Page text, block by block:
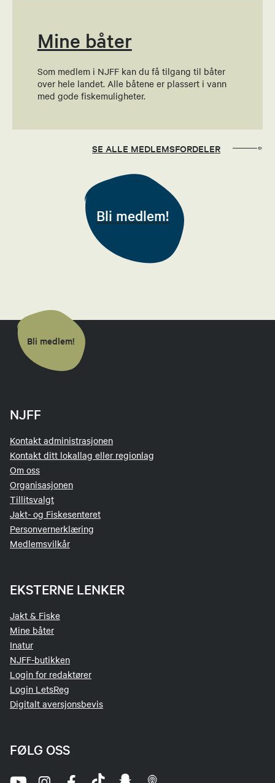
Christine Prøsch
92450017
Send epost
Jostein Tandberg
Leder elgbaneutvalg
Hans Petter Hansen
97979809
Send epost
Petter Clausen
47801736
Send epost
Mine båter
Som medlem i NJFF kan du få tilgang til båter
over hele landet. Alle båtene er plassert i vann
med gode fiskemuligheter.
SE ALLE MEDLEMSFORDELER
Bli medlem!
Bli medlem!
NJFF
Kontakt administrasjonen
Kontakt ditt lokallag eller regionlag
Om oss
Organisasjonen
Tillitsvalgt
Jakt- og Fiskesenteret
Personvernerklæring
Medlemsvilkår
EKSTERNE LENKER
Jakt & Fiske
Mine båter
Inatur
NJFF-butikken
Login for redaktører
Login LetsReg
Digitalt aversjonsbevis
FØLG OSS